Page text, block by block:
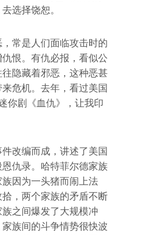
选择饶恕。
常是人们面临攻击时的
恨。有仇必报，看似公
隐藏着邪恶，这种恶甚
危机。去年，看过美国
你剧《血仇》，让我印
件改编而成，讲述了美国
仇录。哈特菲尔德家族
因为一头猪而闹上法
，两个家族的矛盾不断
之间爆发了大规模冲
族间的斗争情势很快波